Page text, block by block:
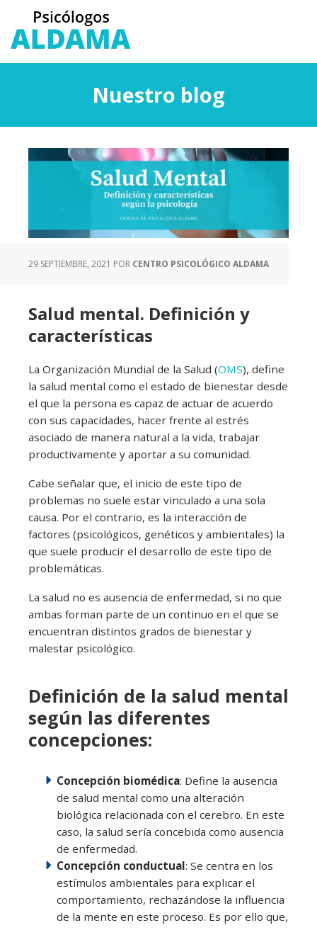
contenido
principal
barra
Nuestro blog
29 SEPTIEMBRE, 2021 POR CENTRO PSICOLÓGICO ALDAMA
Salud mental. Definición y
características
La Organización Mundial de la Salud (OMS), define
la salud mental como el estado de bienestar desde
el que la persona es capaz de actuar de acuerdo
con sus capacidades, hacer frente al estrés
asociado de manera natural a la vida, trabajar
productivamente y aportar a su comunidad.
Cabe señalar que, el inicio de este tipo de
problemas no suele estar vinculado a una sola
causa. Por el contrario, es la interacción de
factores (psicológicos, genéticos y ambientales) la
que suele producir el desarrollo de este tipo de
problemáticas.
La salud no es ausencia de enfermedad, si no que
ambas forman parte de un continuo en el que se
encuentran distintos grados de bienestar y
malestar psicológico.
Definición de la salud mental
según las diferentes
concepciones:
Concepción biomédica: Define la ausencia
de salud mental como una alteración
biológica relacionada con el cerebro. En este
caso, la salud sería concebida como ausencia
de enfermedad.
Concepción conductual: Se centra en los
estímulos ambientales para explicar el
comportamiento, rechazándose la influencia
de la mente en este proceso. Es por ello que,